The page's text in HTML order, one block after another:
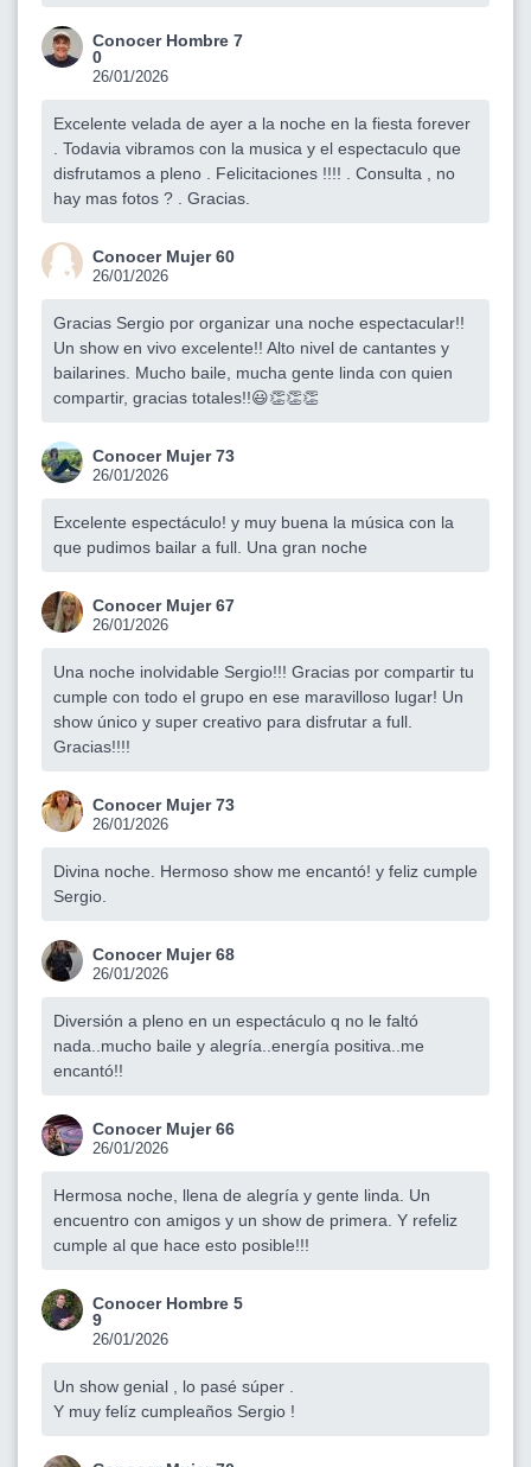
Conocer Hombre 7
0
26/01/2026
Excelente velada de ayer a la noche en la fiesta forever
. Todavia vibramos con la musica y el espectaculo que
disfrutamos a pleno . Felicitaciones !!!! . Consulta , no
hay mas fotos ? . Gracias.
Conocer Mujer 60
26/01/2026
Gracias Sergio por organizar una noche espectacular!!
Un show en vivo excelente!! Alto nivel de cantantes y
bailarines. Mucho baile, mucha gente linda con quien
compartir, gracias totales!!😃👏👏👏
Conocer Mujer 73
26/01/2026
Excelente espectáculo! y muy buena la música con la
que pudimos bailar a full. Una gran noche
Conocer Mujer 67
26/01/2026
Una noche inolvidable Sergio!!! Gracias por compartir tu
cumple con todo el grupo en ese maravilloso lugar! Un
show único y super creativo para disfrutar a full.
Gracias!!!!
Conocer Mujer 73
26/01/2026
Divina noche. Hermoso show me encantó! y feliz cumple
Sergio.
Conocer Mujer 68
26/01/2026
Diversión a pleno en un espectáculo q no le faltó
nada..mucho baile y alegría..energía positiva..me
encantó!!
Conocer Mujer 66
26/01/2026
Hermosa noche, llena de alegría y gente linda. Un
encuentro con amigos y un show de primera. Y refeliz
cumple al que hace esto posible!!!
Conocer Hombre 5
9
26/01/2026
Un show genial , lo pasé súper .
Y muy felíz cumpleaños Sergio !